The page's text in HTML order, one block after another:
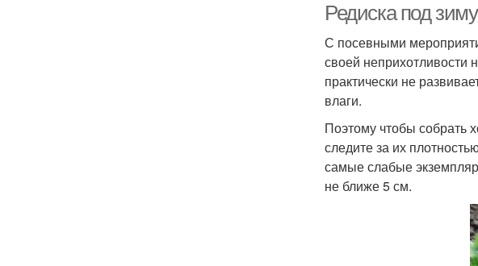
Редиска под
С посевными
своей неприхотливости
практически не
влаги.
Поэтому чтобы собрать
следите за их
самые слабые
не ближе 5 см.